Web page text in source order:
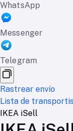
WhatsApp
Messenger
Telegram
Rastrear envío
Lista de
IKEA iSell